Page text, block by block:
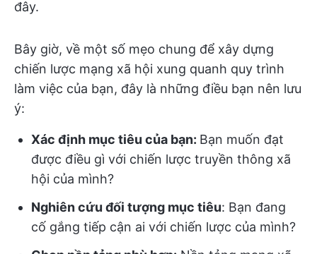
đây.
Bây giờ, về một số mẹo chung để xây dựng
chiến lược mạng xã hội xung quanh quy trình
làm việc của bạn, đây là những điều bạn nên lưu
ý:
Xác định mục tiêu của bạn: Bạn muốn đạt
được điều gì với chiến lược truyền thông xã
hội của mình?
Nghiên cứu đối tượng mục tiêu: Bạn đang
cố gắng tiếp cận ai với chiến lược của mình?